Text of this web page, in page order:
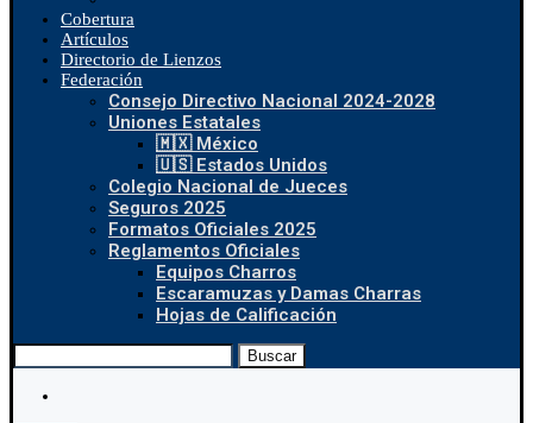
Cobertura
Artículos
Directorio de Lienzos
Federación
Consejo Directivo Nacional 2024-2028
Uniones Estatales
🇲🇽 México
🇺🇸 Estados Unidos
Colegio Nacional de Jueces
Seguros 2025
Formatos Oficiales 2025
Reglamentos Oficiales
Equipos Charros
Escaramuzas y Damas Charras
Hojas de Calificación
Buscar